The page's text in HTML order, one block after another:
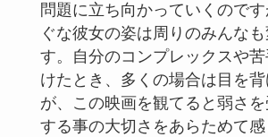
問題に立ち向かっていくので
ぐな彼女の姿は周りのみんな
す。自分のコンプレックスや
けたとき、多くの場合は目を
が、この映画を観てると弱さ
する事の大切さをあらためて